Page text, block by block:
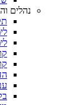
נהלים